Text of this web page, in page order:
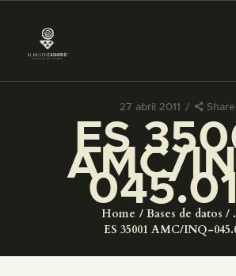
27 abril 2011 Share
ES
AMC/
Home Bases de datos
ES 35001 AMC/INQ-
PREPARAR LA
ACTIVIDADES